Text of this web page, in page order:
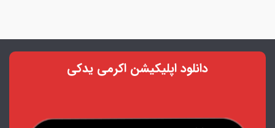
دانلود اپلیکیشن اکرمی یدکی